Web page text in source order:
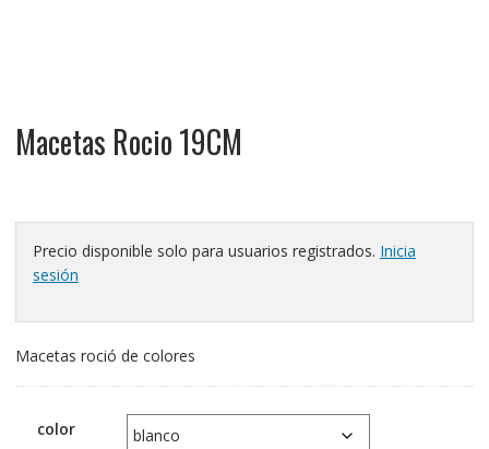
Macetas Rocio 19CM
Precio disponible solo para usuarios registrados. Inicia
sesión
Macetas roció de colores
color